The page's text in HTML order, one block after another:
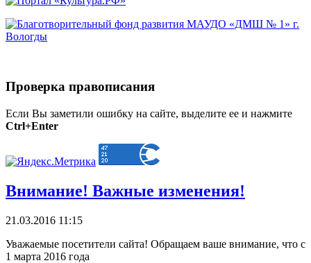
Проверка правописания
Если Вы заметили ошибку на сайте, выделите ее и нажмите
Ctrl+Enter
Внимание! Важные изменения!
21.03.2016 11:15
Уважаемые посетители сайта! Обращаем ваше внимание, что с
1 марта 2016 года